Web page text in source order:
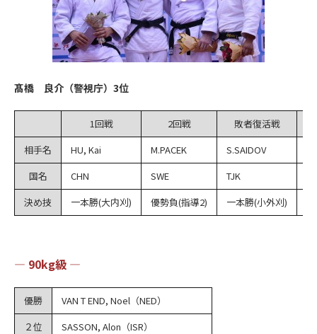
髙橋 良介（警視庁）3位
1回戦 2回戦 敗者復活戦
相手名
HU, Kai M.PACEK S.SAIDOV
国名
CHN SWE TJK
決め技
一本勝(大内刈) 優勢負(指導2) 一本勝(小外刈)
― 90kg級 ―
優勝
VAN T END, Noel（NED）
２位
SASSON, Alon（ISR）